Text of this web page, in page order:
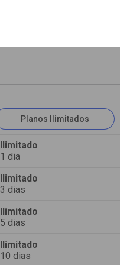
Planos Ilimitados
Ilimitado
1 dia
Ilimitado
3 dias
Ilimitado
5 dias
Ilimitado
10 dias